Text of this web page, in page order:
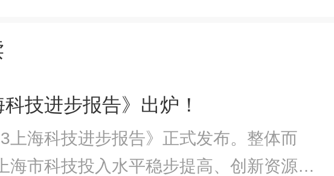
下，结合实际抓好规划贯彻落实，
转型的重要性和紧迫性。地方各级政
体责任，细化目标任务，推动循环
科技进步报告》出炉！
上海科技进步报告》正式发布。整体而
海市科技投入水平稳步提高、创新资源要